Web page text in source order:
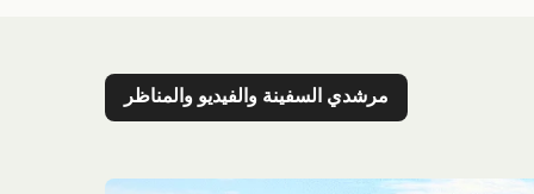
مرشدي السفينة والفيديو والمناظر